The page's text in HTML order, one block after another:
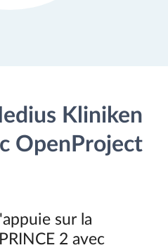
Kliniken
OpenProject
sur la
2 avec